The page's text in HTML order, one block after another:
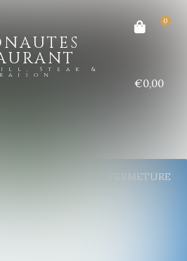
Steak &
0
€0,00
FERMETURE
pour congés
août inclus.
vous